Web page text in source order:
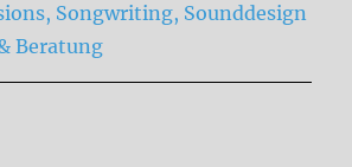
Songwriting, Sounddesign
Beratung